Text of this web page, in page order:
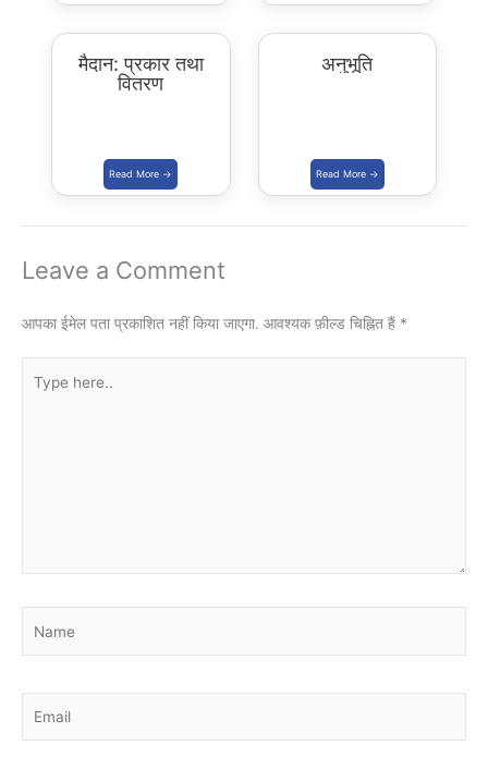
मैदान: प्रकार तथा
वितरण
अनुभूति
Leave a Comment
आपका ईमेल पता प्रकाशित नहीं किया जाएगा. आवश्यक फ़ील्ड चिह्नित हैं *
here..